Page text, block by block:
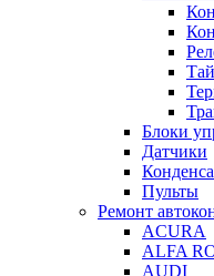
Блоки
Датчики
Пульты
Ремонт
ACURA
ALFA
AUDI